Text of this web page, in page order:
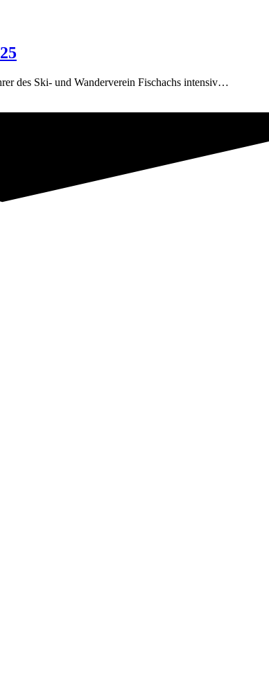
des Ski- und Wanderverein Fischachs intensiv…